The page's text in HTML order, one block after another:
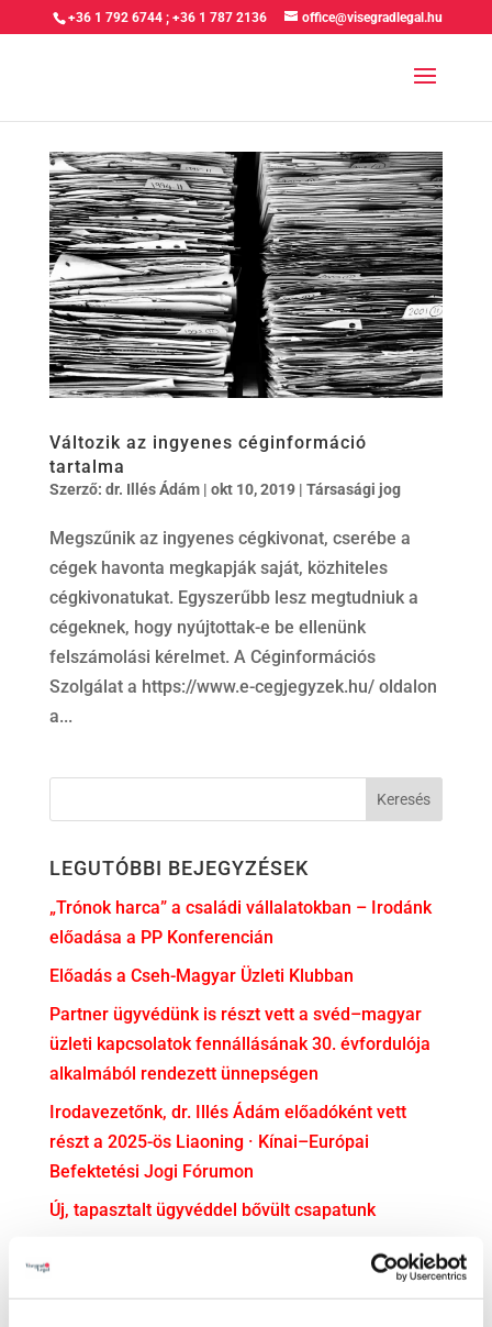
+36 1 792 6744 ;+36 1 787 2136 office@visegradlegal.hu
Változik az ingyenes céginformáció
tartalma
Szerző: dr. Illés Ádám| okt 10, 2019| Társasági jog
Megszűnik az ingyenes cégkivonat, cserébe a
cégek havonta megkapják saját, közhiteles
cégkivonatukat. Egyszerűbb lesz megtudniuk a
cégeknek, hogy nyújtottak-e be ellenünk
felszámolási kérelmet. A Céginformációs
Szolgálat a https://www.e-cegjegyzek.hu/ oldalon
a...
LEGUTÓBBI BEJEGYZÉSEK
„Trónok harca” a családi vállalatokban – Irodánk
előadása a PP Konferencián
Előadás a Cseh-Magyar Üzleti Klubban
Partner ügyvédünk is részt vett a svéd–magyar
üzleti kapcsolatok fennállásának 30. évfordulója
alkalmából rendezett ünnepségen
Irodavezetőnk, dr. Illés Ádám előadóként vett
részt a 2025-ös Liaoning · Kínai–Európai
Befektetési Jogi Fórumon
Új, tapasztalt ügyvéddel bővült csapatunk
dr. Soós Mercédesz ügyvédjelölti esküjéhez
gratulálunk!